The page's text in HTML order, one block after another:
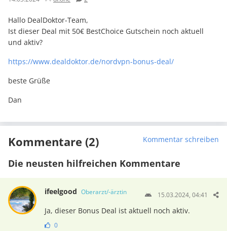
Hallo DealDoktor-Team,
Ist dieser Deal mit 50€ BestChoice Gutschein noch aktuell
und aktiv?
https://www.dealdoktor.de/nordvpn-bonus-deal/
beste Grüße
Dan
Kommentare (2) Kommentar schreiben
Die neusten hilfreichen Kommentare
ifeelgood Oberarzt/-ärztin 15.03.2024, 04:41
Ja, dieser Bonus Deal ist aktuell noch aktiv.
0